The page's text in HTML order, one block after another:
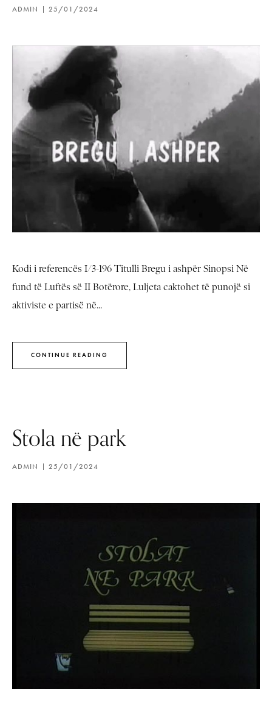
ADMIN 25/01/2024
Kodi i referencës I/3-196 Titulli Bregu i ashpër Sinopsi Në
fund të Luftës së II Botërore, Luljeta caktohet të punojë si
aktiviste e partisë në...
CONTINUE READING
Stola në park
ADMIN 25/01/2024